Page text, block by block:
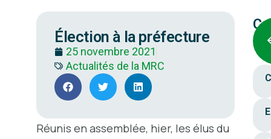
Élection à la préfecture
25 novembre 2021
Actualités de la MRC
Réunis en assemblée, hier, les élus du